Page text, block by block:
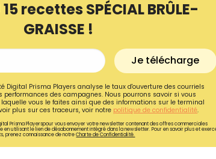
recettes SPÉCIAL BRÛLE-
GRAISSE !
Je télécharge
Digital Prisma Players analyse le taux d'ouverture des courriels
performances des campagnes. Nous pourrons savoir si vous
laquelle vous le faites ainsi que des informations sur le terminal
plus sur ces traceurs, voir notre politique de confidentialité.
Prisma Playerspour vous envoyer votre newsletter contenant des offres commerciales
en utilisant le lien de désabonnement intégré dans la newsletter. Pour en savoir plus et
prenez connaissance de notreCharte de Confidentialité.